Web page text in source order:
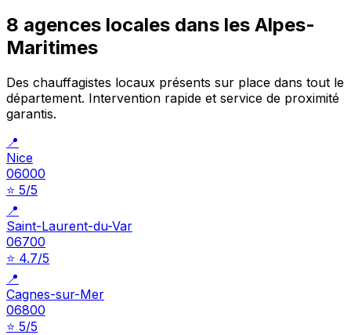
8 agences locales dans les Alpes-
Maritimes
Des chauffagistes locaux présents sur place dans tout le
département. Intervention rapide et service de proximité
garantis.
📍
Nice
06000
⭐ 5/5
📍
Saint-Laurent-du-Var
06700
⭐ 4.7/5
📍
Cagnes-sur-Mer
06800
⭐ 5/5